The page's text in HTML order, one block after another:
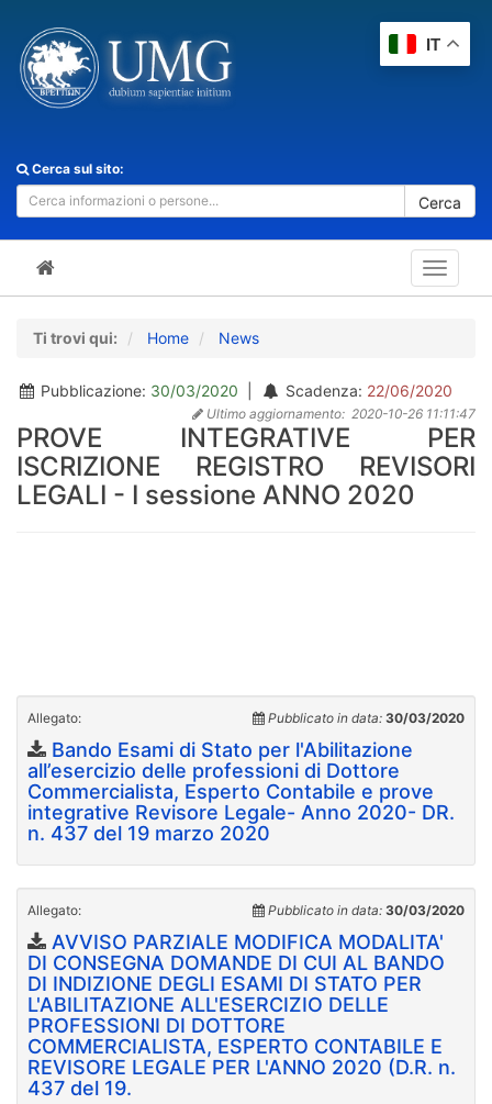
Cerca sul sito:
Cerca
Toggle
Ti trovi qui: Home News
Pubblicazione: 30/03/2020 Scadenza: 22/06/2020
Ultimo aggiornamento: 2020-10-26 11:11:47
PROVE INTEGRATIVE PER
ISCRIZIONE REGISTRO REVISORI
LEGALI - I sessione ANNO 2020
Allegato: Pubblicato in data: 30/03/2020
Bando Esami di Stato per l'Abilitazione
all’esercizio delle professioni di Dottore
Commercialista, Esperto Contabile e prove
integrative Revisore Legale- Anno 2020- DR.
n. 437 del 19 marzo 2020
Allegato: Pubblicato in data: 30/03/2020
AVVISO PARZIALE MODIFICA MODALITA'
DI CONSEGNA DOMANDE DI CUI AL BANDO
DI INDIZIONE DEGLI ESAMI DI STATO PER
L'ABILITAZIONE ALL'ESERCIZIO DELLE
PROFESSIONI DI DOTTORE
COMMERCIALISTA, ESPERTO CONTABILE E
REVISORE LEGALE PER L'ANNO 2020 (D.R. n.
437 del 19.
IT